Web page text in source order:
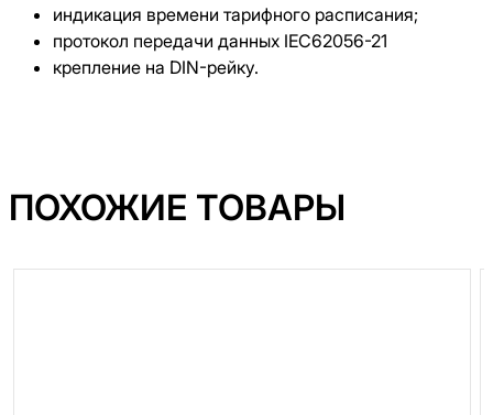
индикация времени тарифного расписания;
протокол передачи данных IEC62056-21
крепление на DIN-рейку.
ПОХОЖИЕ ТОВАРЫ